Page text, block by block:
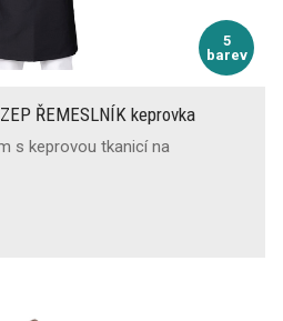
5
barev
ŘEMESLNÍK keprovka
s keprovou tkanicí na